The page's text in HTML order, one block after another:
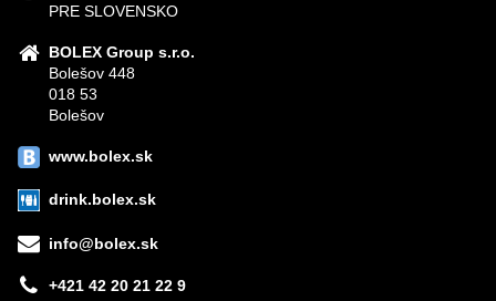
PRE SLOVENSKO
BOLEX Group s.r.o.
Bolešov 448
018 53
Bolešov
www.bolex.sk
drink.bolex.sk
info@bolex.sk
+421 42 20 21 22 9